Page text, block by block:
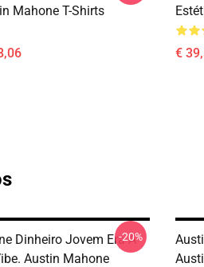
Mahone T-Shirts
€
Dinheiro Jovem Era A
Austin Mahone
-20%